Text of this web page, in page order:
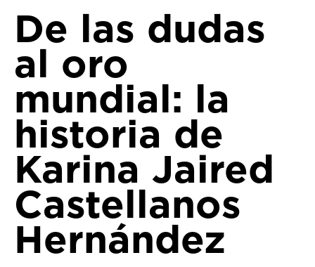
De las dudas
al oro
mundial: la
historia de
Karina Jaired
Castellanos
Hernández